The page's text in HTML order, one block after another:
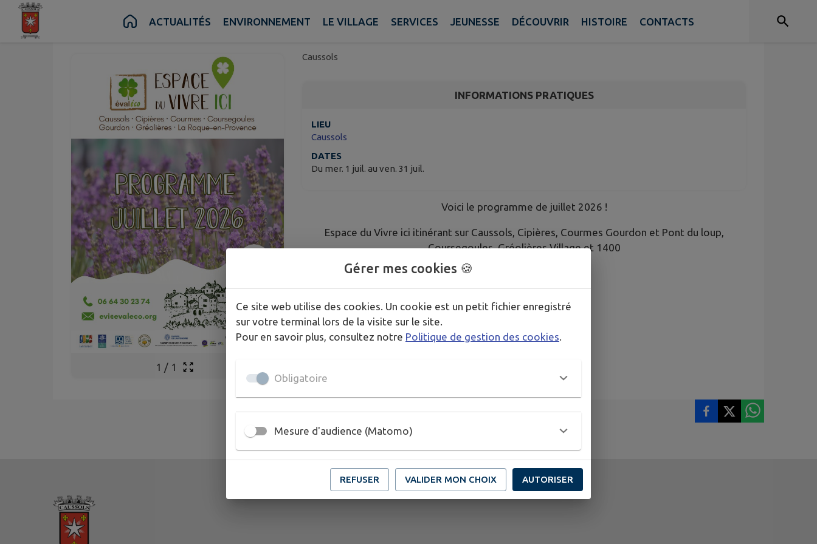
Contenu Recherche Pied de page
ACTUALITÉS ENVIRONNEMENT LE VILLAGE SERVICES JEUNESSE DÉCOUVRIR HISTOIRE CONTACTS
01
Mer.
au 31
1 / 1
2026
Caussols
INFORMATIONS PRATIQUES
LIEU
Caussols
DATES
Du mer. 1 juil. au ven. 31 juil.
Voici le programme de juillet 2026 !
Espace du Vivre ici itinérant sur Caussols, Cipières, Courmes Gourdon et Pont du loup,
Coursegoules, Gréolières Village et 1400
et La Roque-en-Provence.
Gérer mes cookies 🍪
Ce site web utilise des cookies. Un cookie est un petit fichier enregistré
sur votre terminal lors de la visite sur le site.
Pour en savoir plus, consultez notre Politique de gestion des cookies
Obligatoire
Mesure d'audience (Matomo)
REFUSER VALIDER MON CHOIX AUTORISER